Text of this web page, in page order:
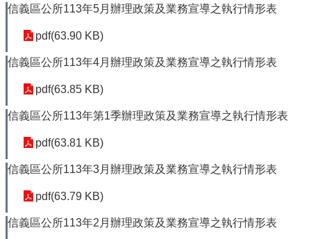
府
網
料
告
絡
信義區公所113年5月辦理政策及業務宣導之執行情形表
pdf(63.90 KB)
信義區公所113年4月辦理政策及業務宣導之執行情形表
pdf(63.85 KB)
信義區公所113年第1季辦理政策及業務宣導之執行情形表
pdf(63.81 KB)
信義區公所113年3月辦理政策及業務宣導之執行情形表
pdf(63.79 KB)
信義區公所113年2月辦理政策及業務宣導之執行情形表